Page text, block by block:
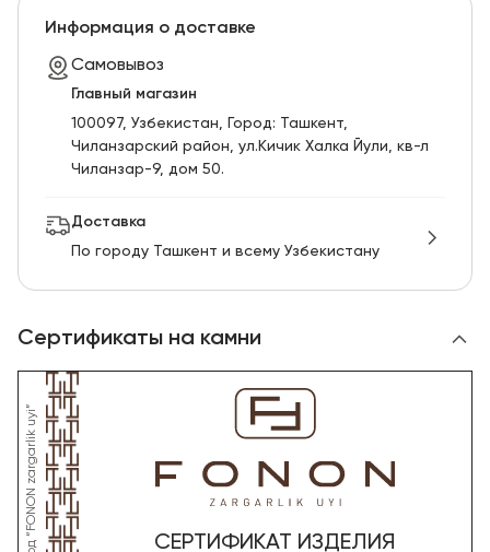
Информация о доставке
Самовывоз
Главный магазин
100097, Узбекистан, Город: Ташкент,
Чиланзарский pайон, ул.Кичик Халка Йули, кв-л
Чиланзар-9, дом 50.
Доставка
По городу Ташкент и всему Узбекистану
Сертификаты на камни
СЕРТИФИКАТ ИЗДЕЛИЯ